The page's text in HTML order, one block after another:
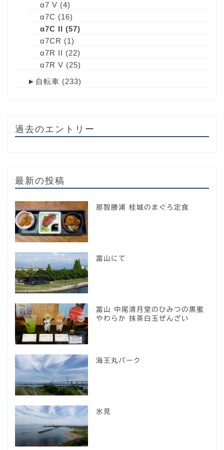
α7 V (4)
α7C (16)
α7C II (57)
α7CR (1)
α7R II (22)
α7R V (25)
► 自転車 (233)
過去のエントリー
最新の投稿
那智勝浦 桂城のまぐろ定食
富山にて
富山 中尾清月堂のひみつの黒蜜
やわらか 抹茶白玉ぜんざい
海王丸パーク
氷見